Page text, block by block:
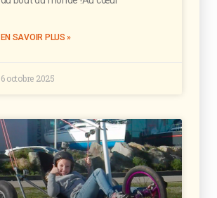
EN SAVOIR PLUS »
6 octobre 2025